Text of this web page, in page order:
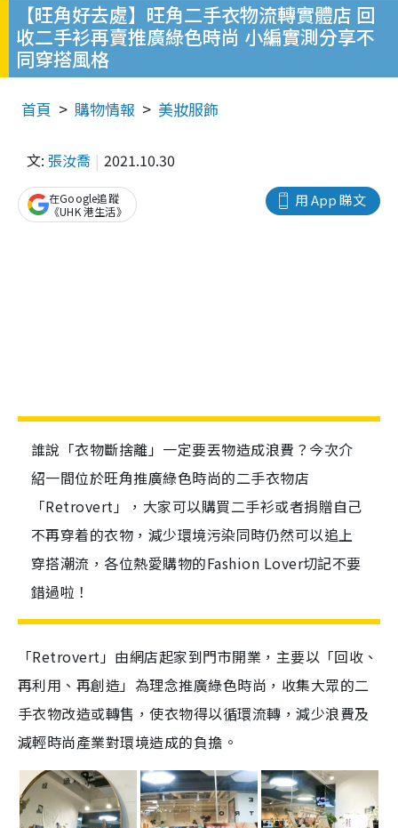
【旺角好去處】旺角二手衣物流轉實體店 回
收二手衫再賣推廣綠色時尚 小編實測分享不
同穿搭風格
首頁 購物情報 美妝服飾
文: 張汝喬 2021.10.30
用 App 睇文
在Google追蹤
《UHK 港生活》
誰說「衣物斷捨離」一定要丟物造成浪費？今次介
紹一間位於旺角推廣綠色時尚的二手衣物店
「Retrovert」，大家可以購買二手衫或者捐贈自己
不再穿着的衣物，減少環境污染同時仍然可以追上
穿搭潮流，各位熱愛購物的Fashion Lover切記不要
錯過啦！
「Retrovert」由網店起家到門市開業，主要以「回收、
再利用、再創造」為理念推廣綠色時尚，收集大眾的二
手衣物改造或轉售，使衣物得以循環流轉，減少浪費及
減輕時尚產業對環境造成的負擔。